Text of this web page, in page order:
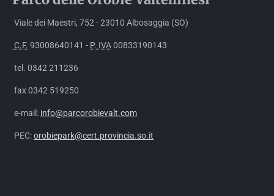
Viale dei Maestri, 752 - 23010 Albosaggia (SO)
C.F. 93008640141 - P. IVA00833190143
tel. 0342 211236
fax 0342 519250
e-mail: info@parcorobievalt.com
PEC:orobiepark@cert.provincia.so.it